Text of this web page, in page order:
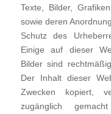
Texte, Bilder,
sowie deren
Schutz des
Einige auf dieser
Bilder sind
Der Inhalt dieser
Zwecken kopiert,
zugänglich